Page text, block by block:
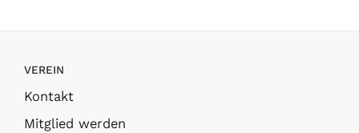
VEREIN
Kontakt
Mitglied werden